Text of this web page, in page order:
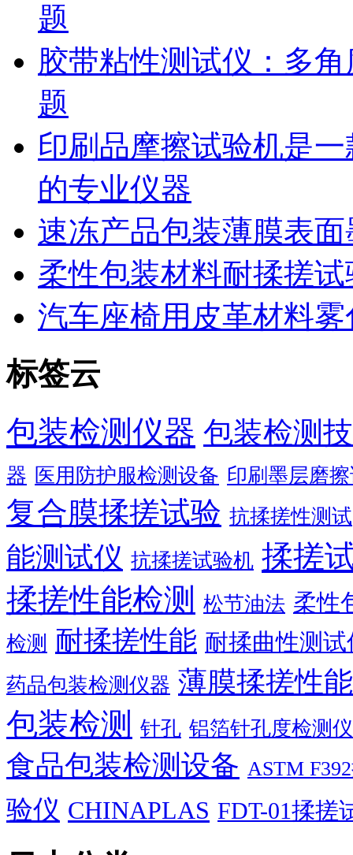
题
胶带粘性测试仪：多
题
印刷品摩擦试验机是
的专业仪器
速冻产品包装薄膜表
柔性包装材料耐揉搓
汽车座椅用皮革材料
标签云
包装检测仪器 包装检测
器 医用防护服检测设备 印刷墨层磨
复合膜揉搓试验 抗揉搓性测试
能测试仪 抗揉搓试验机 揉搓
揉搓性能检测
松节油法 柔性
检测 耐揉搓性能 耐揉曲性测试
药品包装检测仪器 薄膜揉搓性
包装检测 针孔 铝箔针孔度检测
食品包装检测设备 ASTM
验仪 CHINAPLAS FDT-01揉搓